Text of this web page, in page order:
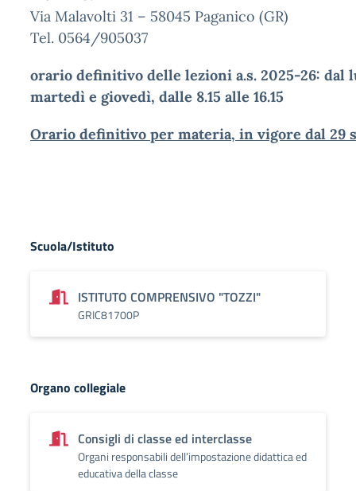
Via Malavolti 31 – 58045 Paganico (GR)
Tel. 0564/905037
orario definitivo delle lezioni a.s. 2025-26: dal
martedì e giovedì, dalle 8.15 alle 16.15
Orario definitivo per materia, in vigore dal 29
Scuola/Istituto
ISTITUTO COMPRENSIVO "TOZZI"
GRIC81700P
Organo collegiale
Consigli di classe ed interclasse
Organi responsabili dell’impostazione didattica ed
educativa della classe